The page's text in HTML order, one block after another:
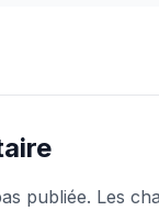
publiée. Les